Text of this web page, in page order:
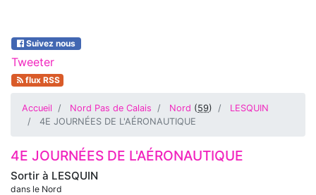
Suivez nous
Tweeter
flux RSS
Accueil Nord Pas de Calais Nord (59)
LESQUIN
4E JOURNÉES DE L'AÉRONAUTIQUE
Sortir à LESQUIN
dans le Nord
4E JOURNÉES DE L'AÉRONAUTIQUE